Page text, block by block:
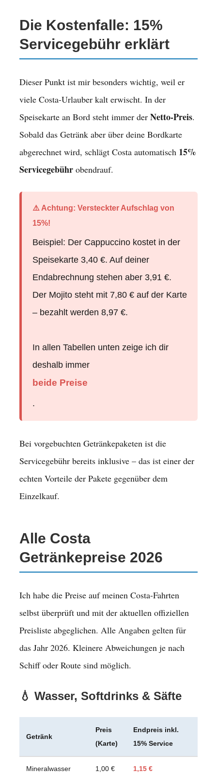
Die Kostenfalle: 15%
Servicegebühr erklärt
Dieser Punkt ist mir besonders wichtig, weil er
viele Costa-Urlauber kalt erwischt. In der
Speisekarte an Bord steht immer der Netto-Preis.
Sobald das Getränk aber über deine Bordkarte
abgerechnet wird, schlägt Costa automatisch 15%
Servicegebühr obendrauf.
⚠️ Achtung: Versteckter Aufschlag von
15%!
Beispiel: Der Cappuccino kostet in der
Speisekarte 3,40 €. Auf deiner
Endabrechnung stehen aber 3,91 €.
Der Mojito steht mit 7,80 € auf der Karte
– bezahlt werden 8,97 €.
In allen Tabellen unten zeige ich dir
deshalb immer
beide Preise
.
Bei vorgebuchten Getränkepaketen ist die
Servicegebühr bereits inklusive – das ist einer der
echten Vorteile der Pakete gegenüber dem
Einzelkauf.
Alle Costa
Getränkepreise 2026
Ich habe die Preise auf meinen Costa-Fahrten
selbst überprüft und mit der aktuellen offiziellen
Preisliste abgeglichen. Alle Angaben gelten für
das Jahr 2026. Kleinere Abweichungen je nach
Schiff oder Route sind möglich.
💧 Wasser, Softdrinks & Säfte
Getränk
Preis
(Karte)
Endpreis inkl.
15% Service
Mineralwasser
1,00 € 1,15 €